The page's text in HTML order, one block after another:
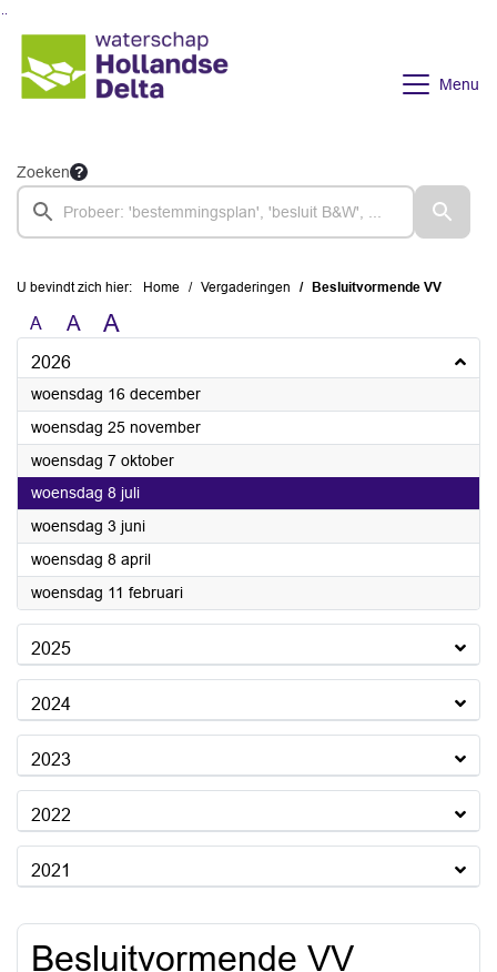
Menu
Zoeken
U bevindt zich hier: Home Vergaderingen Besluitvormende VV
A A A
2026
woensdag 16 december2026
woensdag 25 november2026
woensdag 7 oktober2026
woensdag 8 juli2026
woensdag 3 juni2026
woensdag 8 april2026
woensdag 11 februari2026
2025
2024
2023
2022
2021
Besluitvormende VV